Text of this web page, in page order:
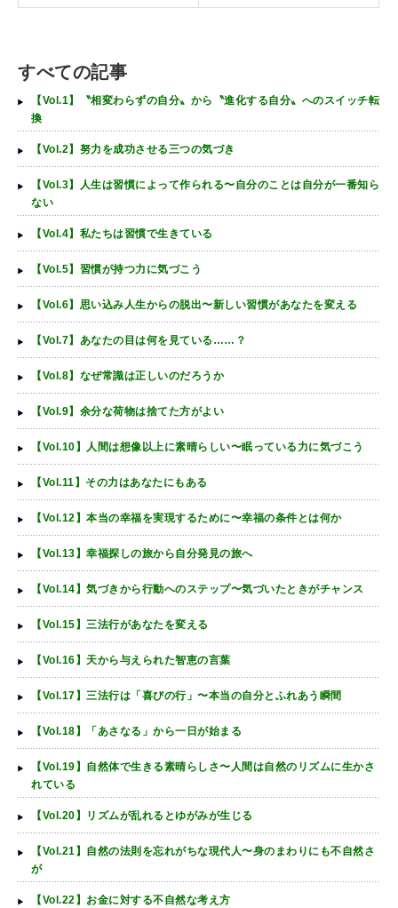
すべての記事
【Vol.1】〝相変わらずの自分〟から〝進化する自分〟へのスイッチ転
換
【Vol.2】努力を成功させる三つの気づき
【Vol.3】人生は習慣によって作られる〜自分のことは自分が一番知ら
ない
【Vol.4】私たちは習慣で生きている
【Vol.5】習慣が持つ力に気づこう
【Vol.6】思い込み人生からの脱出〜新しい習慣があなたを変える
【Vol.7】あなたの目は何を見ている……？
【Vol.8】なぜ常識は正しいのだろうか
【Vol.9】余分な荷物は捨てた方がよい
【Vol.10】人間は想像以上に素晴らしい〜眠っている力に気づこう
【Vol.11】その力はあなたにもある
【Vol.12】本当の幸福を実現するために〜幸福の条件とは何か
【Vol.13】幸福探しの旅から自分発見の旅へ
【Vol.14】気づきから行動へのステップ〜気づいたときがチャンス
【Vol.15】三法行があなたを変える
【Vol.16】天から与えられた智恵の言葉
【Vol.17】三法行は「喜びの行」〜本当の自分とふれあう瞬間
【Vol.18】「あさなる」から一日が始まる
【Vol.19】自然体で生きる素晴らしさ〜人間は自然のリズムに生かさ
れている
【Vol.20】リズムが乱れるとゆがみが生じる
【Vol.21】自然の法則を忘れがちな現代人〜身のまわりにも不自然さ
が
【Vol.22】お金に対する不自然な考え方